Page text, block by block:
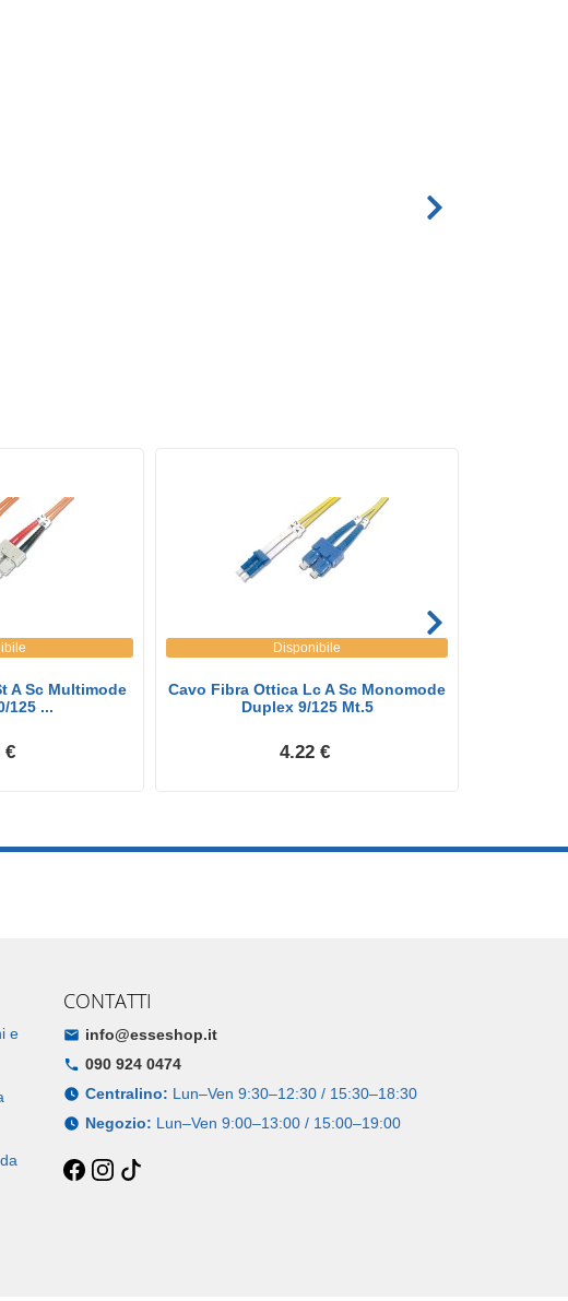
A Sc Multimode
125 ...
€
Disponibile
Cavo Fibra Ottica Lc A Sc Monomode
Duplex 9/125 Mt.5
4.22 €
e
CONTATTI
info@esseshop.it
090 924 0474
Centralino: Lun–Ven 9:30–12:30 / 15:30–18:30
Negozio: Lun–Ven 9:00–13:00 / 15:00–19:00